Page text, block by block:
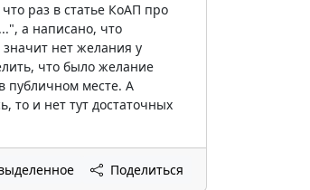
раз в статье КоАП про
а написано, что
нет желания у
что было желание
публичном месте. А
то и нет тут достаточных
Поделиться